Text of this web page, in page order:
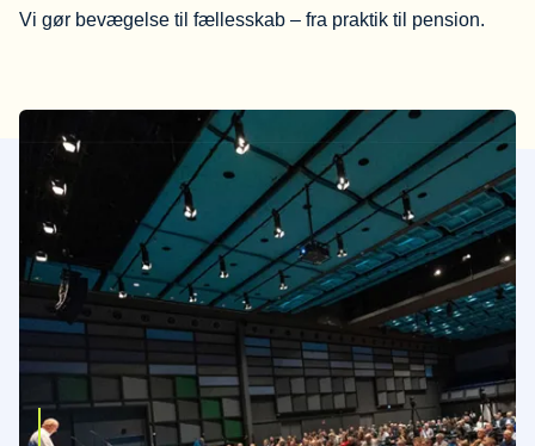
Vi gør bevægelse til fællesskab – fra praktik til pension.